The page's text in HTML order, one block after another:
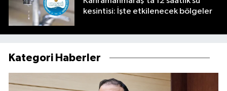
kesintisi: İşte etkilenecek bölgeler
Kategori Haberler